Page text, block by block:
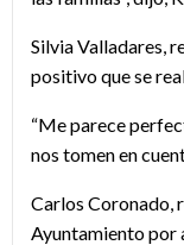
Silvia Valladares,
positivo que se
“Me parece
nos tomen en
Carlos Coronado,
Ayuntamiento por